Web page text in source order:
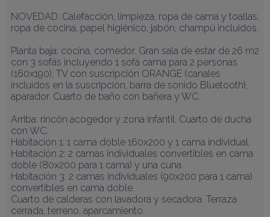
NOVEDAD: Calefacción, limpieza, ropa de cama y toallas,
ropa de cocina, papel higiénico, jabón, champú incluidos.
Planta baja: cocina, comedor. Gran sala de estar de 26 m2
con 3 sofás incluyendo 1 sofá cama para 2 personas
(160x190), TV con suscripción ORANGE (canales
incluidos en la suscripción, barra de sonido Bluetooth),
aparador. Cuarto de baño con bañera y WC.
Arriba: rincón acogedor y zona infantil. Cuarto de ducha
con WC.
Habitación 1: 1 cama doble 160x200 y 1 cama individual.
Habitación 2: 2 camas individuales convertibles en cama
doble (80x200 para 1 cama) y una cuna.
Habitación 3: 2 camas individuales (90x200 para 1 cama)
convertibles en cama doble.
Cuarto de calderas con lavadora y secadora. Terraza
cerrada, terreno, aparcamiento.